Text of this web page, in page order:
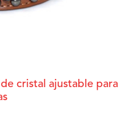
cristal ajustable para